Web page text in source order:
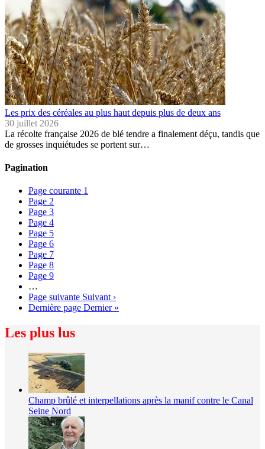
Les prix des céréales au plus haut depuis plus de deux ans
30 juillet 2026
La récolte française 2026 de blé tendre a finalement déçu, tandis que
de grosses inquiétudes se portent sur…
Pagination
Page courante 1
Page 2
Page 3
Page 4
Page 5
Page 6
Page 7
Page 8
Page 9
…
Page suivante Suivant ›
Dernière page Dernier »
Les plus lus
Champ brûlé et interpellations après la manif contre le Canal
Seine Nord